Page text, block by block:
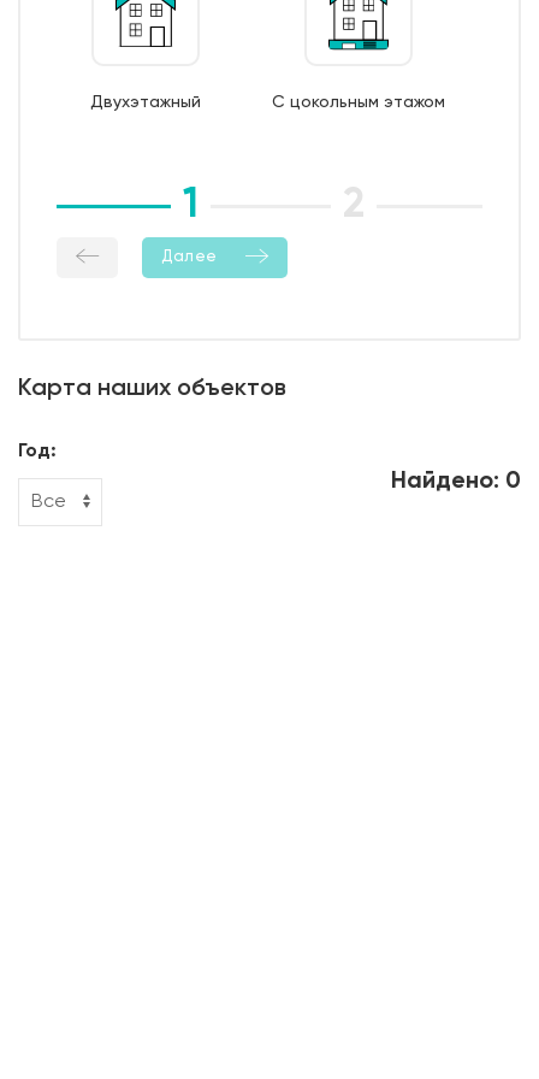
7. Монтаж опалубки из обрезной доски;
влажностный режима);
Двухэтажный С цокольным этажом
1 2
Далее
Карта наших объектов
Год:
Найдено: 0